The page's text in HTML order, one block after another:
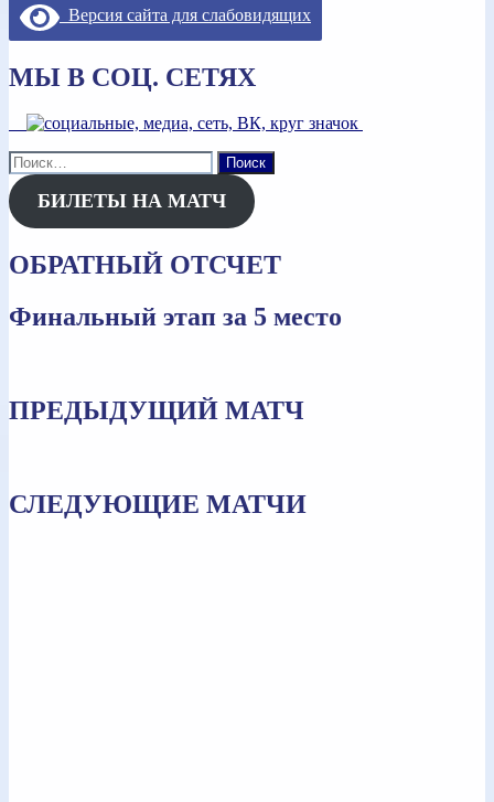
записямВерсия сайта для слабовидящих
МЫ В СОЦ. СЕТЯХ
Найти:
БИЛЕТЫ НА МАТЧ
ОБРАТНЫЙ ОТСЧЕТ
Финальный этап за 5 место
ПРЕДЫДУЩИЙ МАТЧ
СЛЕДУЮЩИЕ МАТЧИ